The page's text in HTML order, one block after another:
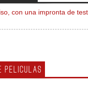
con una impronta de
PELICULAS